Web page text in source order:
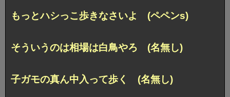
もっとハシっこ歩きなさいよ (ペペンs)
そういうのは相場は白鳥やろ (名無し)
子ガモの真ん中入って歩く (名無し)